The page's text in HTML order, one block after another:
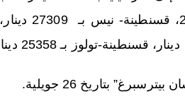
بتاريخ 26 جويلية.